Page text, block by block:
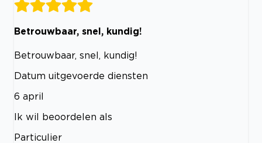
Betrouwbaar, snel, kundig!
Betrouwbaar, snel, kundig!
Datum uitgevoerde diensten
6 april
Ik wil beoordelen als
Particulier